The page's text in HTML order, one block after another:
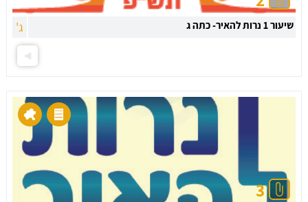
שיעור 1 נרות להאיר- כתה ג ג'
3